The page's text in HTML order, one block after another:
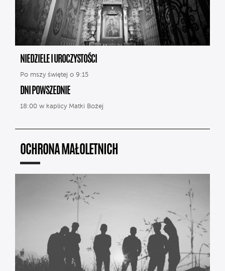
NIEDZIELE I UROCZYSTOŚCI
Po mszy świętej o 9:15
DNI POWSZEDNIE
18:00 w kaplicy Matki Bożej
OCHRONA MAŁOLETNICH